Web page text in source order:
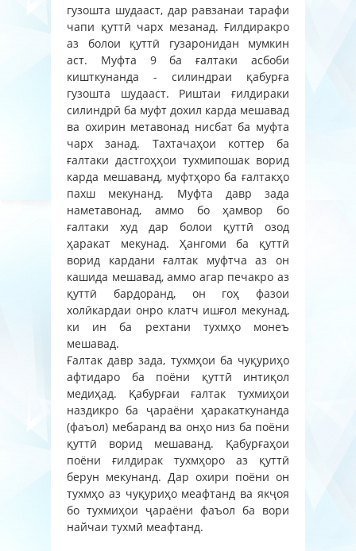
гузошта шудааст, дар равзанаи тарафи
чапи қуттӣ чарх мезанад. Ғилдиракро
аз болои қуттӣ гузаронидан мумкин
аст. Муфта 9 ба ғалтаки асбоби
кишткунанда - силиндраи қабурға
гузошта шудааст. Риштаи ғилдираки
силиндрӣ ба муфт дохил карда мешавад
ва охирин метавонад нисбат ба муфта
чарх занад. Тахтачаҳои коттер ба
ғалтаки дастгоҳҳои тухмипошак ворид
карда мешаванд, муфтҳоро ба ғалтакҳо
пахш мекунанд. Муфта давр зада
наметавонад, аммо бо ҳамвор бо
ғалтаки худ дар болои қуттӣ озод
ҳаракат мекунад. Ҳангоми ба қуттӣ
ворид кардани ғалтак муфтча аз он
кашида мешавад, аммо агар печакро аз
қуттӣ бардоранд, он гоҳ фазои
холӣкардаи онро клатч ишғол мекунад,
ки ин ба рехтани тухмҳо монеъ
мешавад.
Ғалтак давр зада, тухмҳои ба чуқуриҳо
афтидаро ба поёни қуттӣ интиқол
медиҳад. Қабурғаи ғалтак тухмиҳои
наздикро ба ҷараёни ҳаракаткунанда
(фаъол) мебаранд ва онҳо низ ба поёни
қуттӣ ворид мешаванд. Қабурғаҳои
поёни ғилдирак тухмҳоро аз қуттӣ
берун мекунанд. Дар охири поёни он
тухмҳо аз чуқуриҳо меафтанд ва якҷоя
бо тухмиҳои ҷараёни фаъол ба вори
найчаи тухмӣ меафтанд.